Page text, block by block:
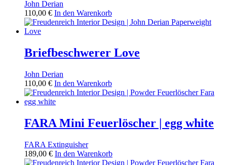
John Derian
110,00 € In den Warenkorb
Briefbeschwerer Love
John Derian
110,00 € In den Warenkorb
FARA Mini Feuerlöscher | egg white
FARA Extinguisher
189,00 € In den Warenkorb